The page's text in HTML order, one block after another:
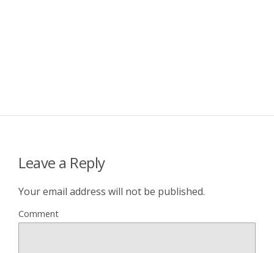
Leave a Reply
Your email address will not be published.
Comment